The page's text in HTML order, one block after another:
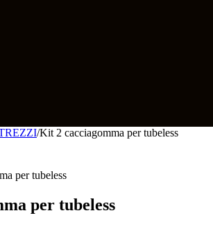
/Kit 2 cacciagomma per tubeless
per tubeless